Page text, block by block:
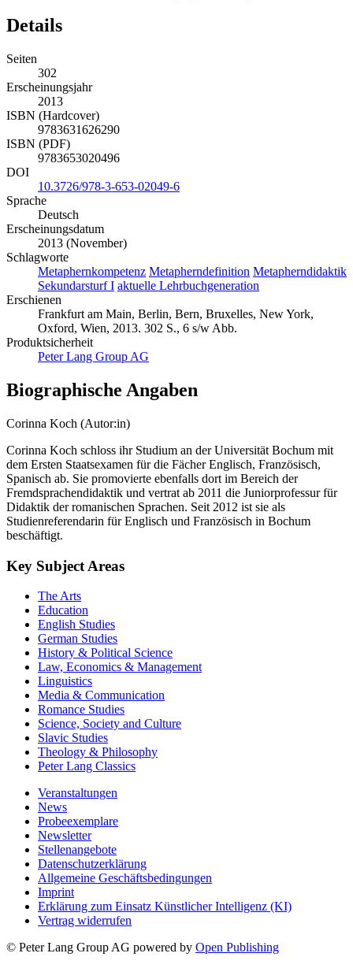
Details
Seiten
302
Erscheinungsjahr
2013
ISBN (Hardcover)
9783631626290
ISBN (PDF)
9783653020496
DOI
10.3726/978-3-653-02049-6
Sprache
Deutsch
Erscheinungsdatum
2013 (November)
Schlagworte
Metaphernkompetenz Metapherndefinition Metapherndidaktik
Sekundarsturf I aktuelle Lehrbuchgeneration
Erschienen
Frankfurt am Main, Berlin, Bern, Bruxelles, New York,
Oxford, Wien, 2013. 302 S., 6 s/w Abb.
Produktsicherheit
Peter Lang Group AG
Biographische Angaben
Corinna Koch (Autor:in)
Corinna Koch schloss ihr Studium an der Universität Bochum mit
dem Ersten Staatsexamen für die Fächer Englisch, Französisch,
Spanisch ab. Sie promovierte ebenfalls dort im Bereich der
Fremdsprachendidaktik und vertrat ab 2011 die Juniorprofessur für
Didaktik der romanischen Sprachen. Seit 2012 ist sie als
Studienreferendarin für Englisch und Französisch in Bochum
beschäftigt.
Key Subject Areas
The Arts
Education
English Studies
German Studies
History & Political Science
Law, Economics & Management
Linguistics
Media & Communication
Romance Studies
Science, Society and Culture
Slavic Studies
Theology & Philosophy
Peter Lang Classics
Veranstaltungen
News
Probeexemplare
Newsletter
Stellenangebote
Datenschutzerklärung
Allgemeine Geschäftsbedingungen
Imprint
Erklärung zum Einsatz Künstlicher Intelligenz (KI)
Vertrag widerrufen
© Peter Lang Group AG powered by Open Publishing